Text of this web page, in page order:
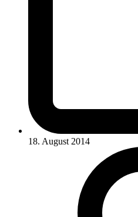
18. August 2014